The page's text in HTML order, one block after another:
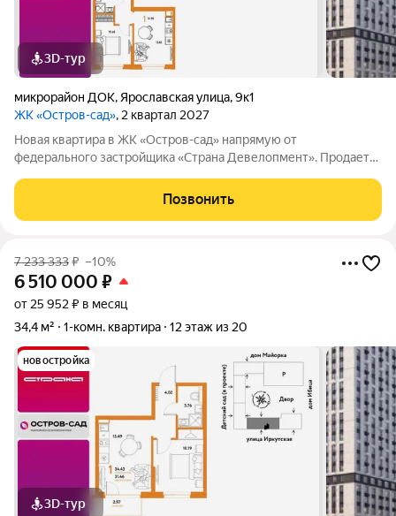
3D-тур
микрорайон ДОК, Ярославская улица,9к1
ЖК «Остров-сад», 2 квартал 2027
Новая квартира в ЖК «Остров-сад» напрямую от
федерального застройщика «Страна Девелопмент». Продается
Девелопмент. Площадь квартиры 31,66 кв. м. Жилой комплекс
Позвонить
7 233 333₽ –10%
6 510 000 ₽
от 25 952 ₽ в месяц
34,4 м²
1-комн. квартира 12 этаж из 20
новостройка
3D-тур